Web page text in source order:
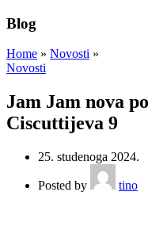
Blog
Home » Novosti »
Novosti
Jam Jam nova
Ciscuttijeva 9
25. studenoga 2024.
Posted by tino